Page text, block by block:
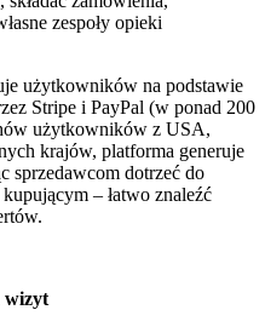
zespoły opieki
użytkowników na podstawie
Stripe i PayPal (w ponad 200
użytkowników z USA,
krajów, platforma generuje
sprzedawcom dotrzeć do
– łatwo znaleźć
wizyt